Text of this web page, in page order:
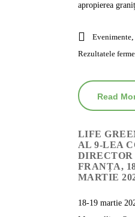
apropierea
Evenimente,
Rezultatele
Read
LIFE
AL 9-LEA
FRANȚA,
MARTIE
18-19 martie